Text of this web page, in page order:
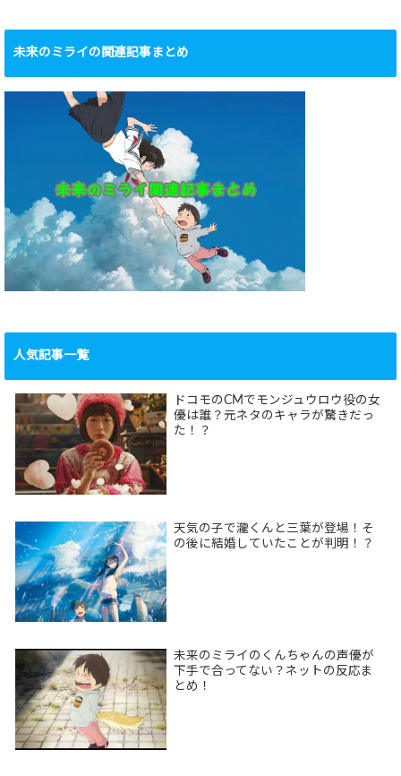
未来のミライの関連記事まとめ
人気記事一覧
ドコモのCMでモンジュウロウ役の女
優は誰？元ネタのキャラが驚きだっ
た！？
天気の子で瀧くんと三葉が登場！そ
の後に結婚していたことが判明！？
未来のミライのくんちゃんの声優が
下手で合ってない？ネットの反応ま
とめ！